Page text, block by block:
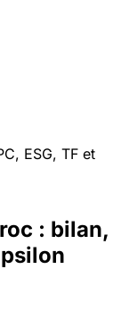
ESG, TF et
: bilan,